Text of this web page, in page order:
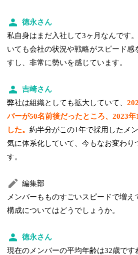
徳永さん
私自身はまだ入社して3ヶ月なんです
いても会社の状況や戦略がスピード感
すし、非常に勢いを感じています。
吉崎さん
弊社は組織としても拡大していて、
バーが50名前後だったところ、2023年
した。約半分がこの1年で採用したメ
気に体系化していて、今もなお変わり
す。
編集部
メンバーもものすごいスピードで増
構成についてはどうでしょうか。
徳永さん
現在のメンバーの平均年齢は32歳です